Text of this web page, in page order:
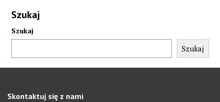
Szukaj
Szukaj
Szukaj
Skontaktuj się z nami